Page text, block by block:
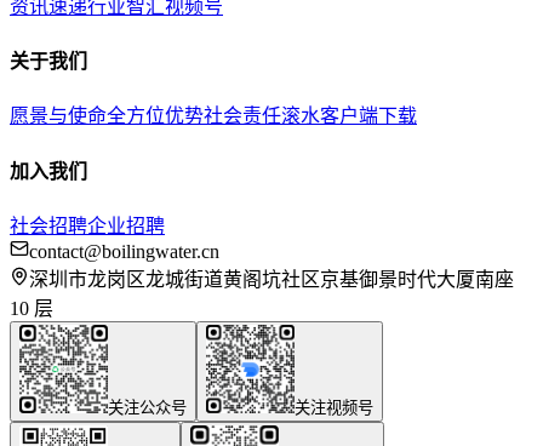
资讯速递行业智汇视频号
关于我们
愿景与使命全方位优势社会责任滚水客户端下载
加入我们
社会招聘企业招聘
contact@boilingwater.cn
深圳市龙岗区龙城街道黄阁坑社区京基御景时代大厦南座
10 层
关注公众号 关注视频号